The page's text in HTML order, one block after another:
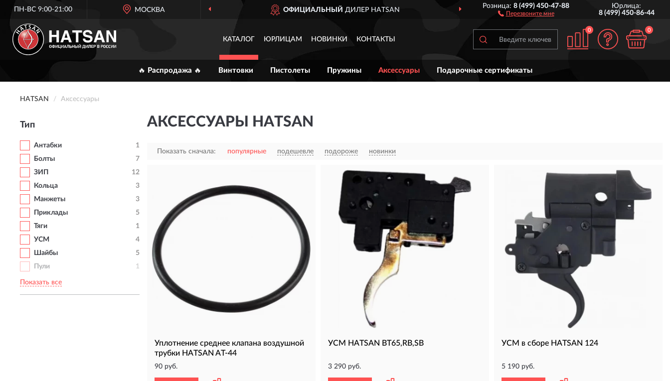
ПН-ВС 9:00-21:00 МОСКВА ОФИЦИАЛЬНЫЙ ДИЛЕР HATSAN ДОСТАВИМПО ВСЕЙ РОССИИ
Розница:8 (499) 450-47-88
Перезвоните мне
Юрлица:
8 (499) 450-86-44
КАТАЛОГ ЮРЛИЦАМ НОВИНКИ КОНТАКТЫ
0 0
🔥 Распродажа 🔥 Винтовки Пистолеты Пружины Аксессуары Подарочные сертификаты
HATSAN Аксессуары
Тип
Антабки
1
Болты
7
ЗИП
12
Кольца
3
Манжеты
3
Приклады
5
Тяги
1
УСМ
4
Шайбы
5
Пули
1
Показать все
АКСЕССУАРЫ HATSAN
Показать сначала: популярные подешевле подороже новинки
Уплотнение среднее клапана воздушной
трубки HATSAN AT-44
90 руб.
УСМ HATSAN BT65,RB,SB
3 290 руб.
УСМ в сборе HATSAN 124
5 190 руб.